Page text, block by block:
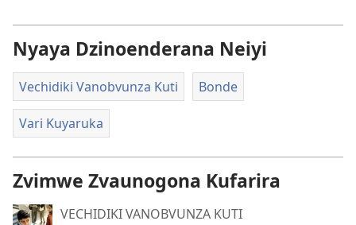
Nyaya Dzinoenderana Neiyi
Vechidiki Vanobvunza Kuti Bonde
Vari Kuyaruka
Zvimwe Zvaunogona Kufarira
VECHIDIKI VANOBVUNZA KUTI